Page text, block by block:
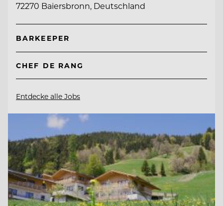
72270 Baiersbronn, Deutschland
BARKEEPER
CHEF DE RANG
Entdecke alle Jobs